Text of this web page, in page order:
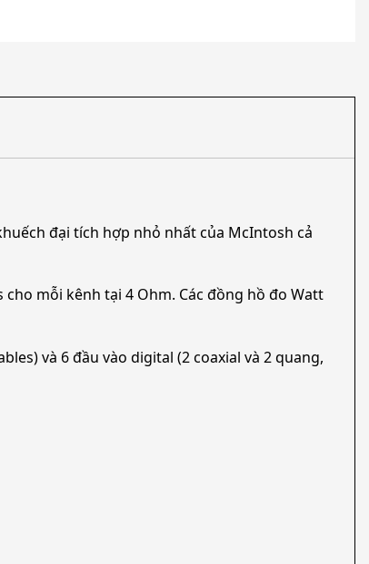
đại tích hợp nhỏ nhất của McIntosh cả
mỗi kênh tại 4 Ohm. Các đồng hồ đo Watt
và 6 đầu vào digital (2 coaxial và 2 quang,